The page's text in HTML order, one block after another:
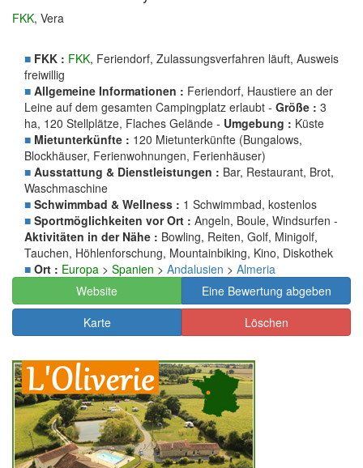
FKK, Vera
■ FKK : FKK, Feriendorf, Zulassungsverfahren läuft, Ausweis
freiwillig
■ Allgemeine Informationen : Feriendorf, Haustiere an der
Leine auf dem gesamten Campingplatz erlaubt - Größe : 3
ha, 120 Stellplätze, Flaches Gelände - Umgebung : Küste
■ Mietunterkünfte : 120 Mietunterkünfte (Bungalows,
Blockhäuser, Ferienwohnungen, Ferienhäuser)
■ Ausstattung & Dienstleistungen : Bar, Restaurant, Brot,
Waschmaschine
■ Schwimmbad & Wellness : 1 Schwimmbad, kostenlos
■ Sportmöglichkeiten vor Ort : Angeln, Boule, Windsurfen -
Aktivitäten in der Nähe : Bowling, Reiten, Golf, Minigolf,
Tauchen, Höhlenforschung, Mountainbiking, Kino, Diskothek
■ Ort : Europa > Spanien > Andalusien > Almeria
Website
Eine Bewertung abgeben
Karte
Löschen